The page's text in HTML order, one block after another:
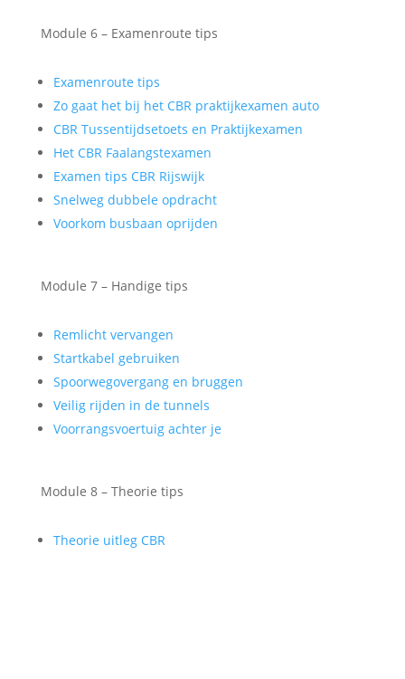
Module 6 – Examenroute tips
Examenroute tips
Zo gaat het bij het CBR praktijkexamen auto
CBR Tussentijdsetoets en Praktijkexamen
Het CBR Faalangstexamen
Examen tips CBR Rijswijk
Snelweg dubbele opdracht
Voorkom busbaan oprijden
Module 7 – Handige tips
Remlicht vervangen
Startkabel gebruiken
Spoorwegovergang en bruggen
Veilig rijden in de tunnels
Voorrangsvoertuig achter je
Module 8 – Theorie tips
Theorie uitleg CBR